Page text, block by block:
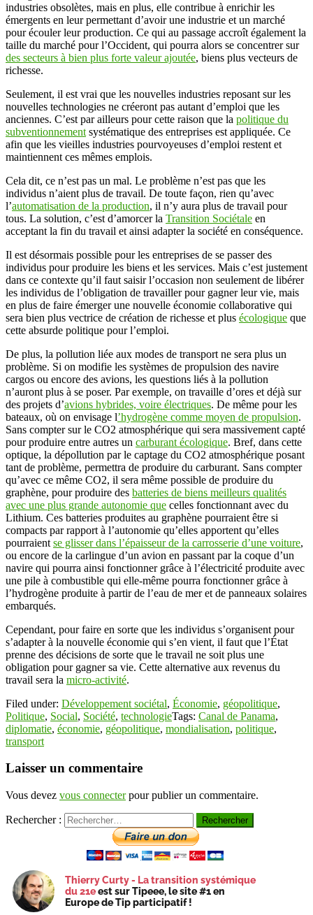
industries obsolètes, mais en plus, elle contribue à enrichir les
émergents en leur permettant d’avoir une industrie et un marché
pour écouler leur production. Ce qui au passage accroît également la
taille du marché pour l’Occident, qui pourra alors se concentrer sur
des secteurs à bien plus forte valeur ajoutée, biens plus vecteurs de
richesse.
Seulement, il est vrai que les nouvelles industries reposant sur les
nouvelles technologies ne créeront pas autant d’emploi que les
anciennes. C’est par ailleurs pour cette raison que la politique du
subventionnement systématique des entreprises est appliquée. Ce
afin que les vieilles industries pourvoyeuses d’emploi restent et
maintiennent ces mêmes emplois.
Cela dit, ce n’est pas un mal. Le problème n’est pas que les
individus n’aient plus de travail. De toute façon, rien qu’avec
l’automatisation de la production, il n’y aura plus de travail pour
tous. La solution, c’est d’amorcer la Transition Sociétale en
acceptant la fin du travail et ainsi adapter la société en conséquence.
Il est désormais possible pour les entreprises de se passer des
individus pour produire les biens et les services. Mais c’est justement
dans ce contexte qu’il faut saisir l’occasion non seulement de libérer
les individus de l’obligation de travailler pour gagner leur vie, mais
en plus de faire émerger une nouvelle économie collaborative qui
sera bien plus vectrice de création de richesse et plus écologique que
cette absurde politique pour l’emploi.
De plus, la pollution liée aux modes de transport ne sera plus un
problème. Si on modifie les systèmes de propulsion des navire
cargos ou encore des avions, les questions liés à la pollution
n’auront plus à se poser. Par exemple, on travaille d’ores et déjà sur
des projets d’avions hybrides, voire électriques. De même pour les
bateaux, où on envisage l’hydrogène comme moyen de propulsion.
Sans compter sur le CO2 atmosphérique qui sera massivement capté
pour produire entre autres un carburant écologique. Bref, dans cette
optique, la dépollution par le captage du CO2 atmosphérique posant
tant de problème, permettra de produire du carburant. Sans compter
qu’avec ce même CO2, il sera même possible de produire du
graphène, pour produire des batteries de biens meilleurs qualités
avec une plus grande autonomie que celles fonctionnant avec du
Lithium. Ces batteries produites au graphène pourraient être si
compacts par rapport à l’autonomie qu’elles apportent qu’elles
pourraient se glisser dans l’épaisseur de la carrosserie d’une voiture,
ou encore de la carlingue d’un avion en passant par la coque d’un
navire qui pourra ainsi fonctionner grâce à l’électricité produite avec
une pile à combustible qui elle-même pourra fonctionner grâce à
l’hydrogène produite à partir de l’eau de mer et de panneaux solaires
embarqués.
Cependant, pour faire en sorte que les individus s’organisent pour
s’adapter à la nouvelle économie qui s’en vient, il faut que l’État
prenne des décisions de sorte que le travail ne soit plus une
obligation pour gagner sa vie. Cette alternative aux revenus du
travail sera la micro-activité.
Filed under: Développement sociétal, Économie, géopolitique,
Politique, Social, Société, technologieTags: Canal de Panama,
diplomatie, économie, géopolitique, mondialisation, politique,
transport
Laisser un commentaire
Vous devez vous connecterpour publier un commentaire.
Rechercher :
Thierry Curty - La transition systémique
du 21eest sur Tipeee, le site #1 en
Europe de Tip participatif !